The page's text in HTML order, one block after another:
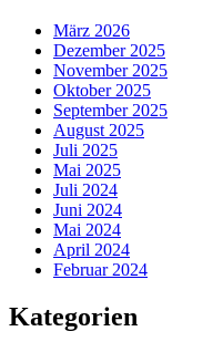
März 2026
Dezember 2025
November 2025
Oktober 2025
September 2025
August 2025
Juli 2025
Mai 2025
Juli 2024
Juni 2024
Mai 2024
April 2024
Februar 2024
Kategorien